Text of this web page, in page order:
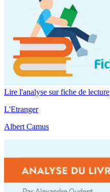
Lire l'analyse sur fiche de lecture
L'Etranger
Albert Camus